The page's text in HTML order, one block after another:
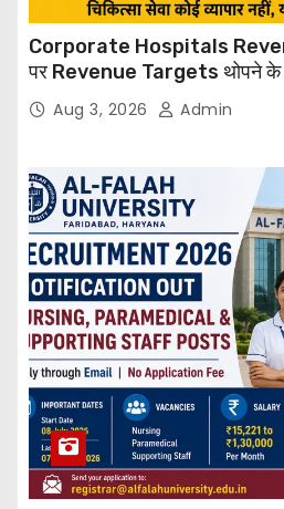
Corporate Hospitals
पर Revenue Targets थोपने के
बड़ा कदम, NHRC से Suo Motu
Aug 3, 2026 Admin